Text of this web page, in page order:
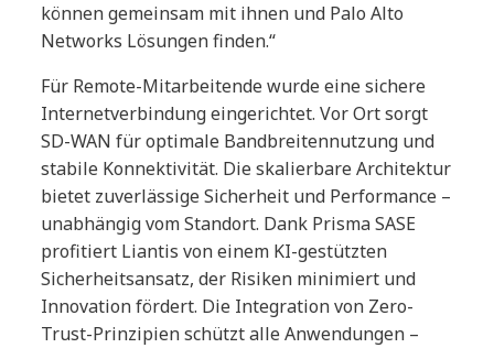
können gemeinsam mit ihnen und Palo Alto
Networks Lösungen finden.“
Für Remote-Mitarbeitende wurde eine sichere
Internetverbindung eingerichtet. Vor Ort sorgt
SD-WAN für optimale Bandbreitennutzung und
stabile Konnektivität. Die skalierbare Architektur
bietet zuverlässige Sicherheit und Performance –
unabhängig vom Standort. Dank Prisma SASE
profitiert Liantis von einem KI-gestützten
Sicherheitsansatz, der Risiken minimiert und
Innovation fördert. Die Integration von Zero-
Trust-Prinzipien schützt alle Anwendungen –